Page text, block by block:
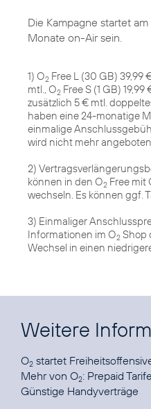
Die Kampagne startet am
Monate on-Air sein.
1) O2 Free L (30 GB) 39,99
mtl., O2 Free S (1 GB)
zusätzlich 5 € mtl.
haben eine 24-monatige
einmalige
wird nicht mehr
2)
können in den O2 Free mit
wechseln. Es können ggf.
3) Einmaliger
Informationen im O2 Shop
Wechsel in einen
Weitere
O2 startet
Mehr von O2: Prepaid Tarife
Günstige Handyverträge